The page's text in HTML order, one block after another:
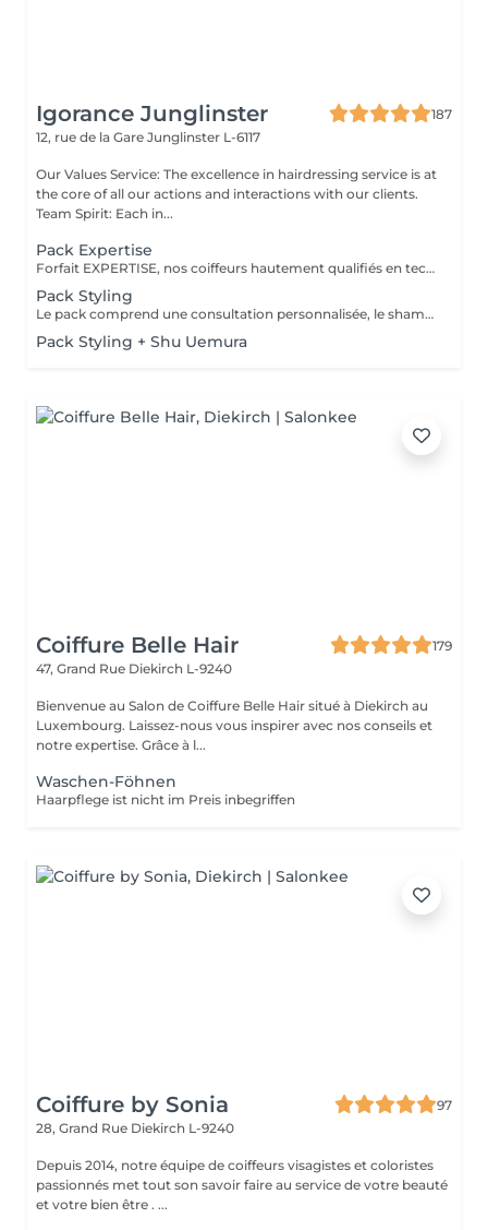
Igorance Junglinster
187
12, rue de la Gare Junglinster L-6117
Our Values Service: The excellence in hairdressing service is at
the core of all our actions and interactions with our clients.
Team Spirit: Each in...
Pack Expertise
Forfait EXPERTISE, nos coiffeurs hautement qualifiés en technique anglo-saxonne, en formation continu et diplômés d’une académie anglaise à Paris. Vous offre une séance d’une heure avec votre coach en suivi beauté. Ce pack inclus : 1 h de prestation Un diagnostique personnalisé Shampoing spécifique Haircare Conditioner spécifique Produit de coiffage Coupe Styling Produit de finition
Pack Styling
Le pack comprend une consultation personnalisée, le shampooing et le conditionneur spécifiques REDKEN , le séchage et les produits de styling REDKEN * Tarifs à titre indicatifs à confirmer après la consultation personnalisée établit auprès de votre coiffeur/stylist/spécialiste * La direction se réserve le droit d’apporter des modifications pour le bon fonctionnement du salon
Pack Styling + Shu Uemura
Coiffure Belle Hair
179
47, Grand Rue Diekirch L-9240
Bienvenue au Salon de Coiffure Belle Hair situé à Diekirch au
Luxembourg. Laissez-nous vous inspirer avec nos conseils et
notre expertise. Grâce à l...
Waschen-Föhnen
Haarpflege ist nicht im Preis inbegriffen
Coiffure by Sonia
97
28, Grand Rue Diekirch L-9240
Depuis 2014, notre équipe de coiffeurs visagistes et coloristes
passionnés met tout son savoir faire au service de votre beauté
et votre bien être . ...